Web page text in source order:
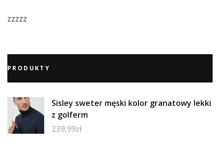
zzzzz
PRODUKTY
Sisley sweter męski kolor granatowy lekki
z golferm
239,99zł